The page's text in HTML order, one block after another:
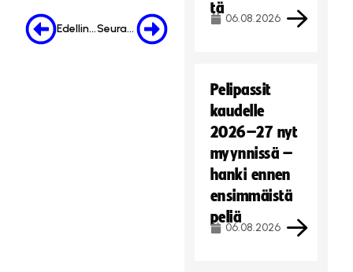
Edellinen Seuraava
tä
06.08.2026
Pelipassit
kaudelle
2026–27 nyt
myynnissä –
hanki ennen
ensimmäistä
peliä
06.08.2026